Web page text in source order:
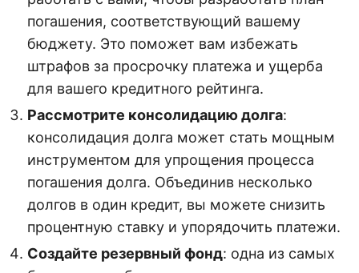
погашения, соответствующий вашему
бюджету. Это поможет вам избежать
штрафов за просрочку платежа и ущерба
для вашего кредитного рейтинга.
Рассмотрите консолидацию долга:
консолидация долга может стать мощным
инструментом для упрощения процесса
погашения долга. Объединив несколько
долгов в один кредит, вы можете снизить
процентную ставку и упорядочить платежи.
Создайте резервный фонд: одна из самых